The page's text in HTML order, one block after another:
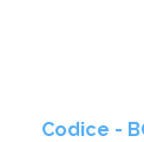
Codice -